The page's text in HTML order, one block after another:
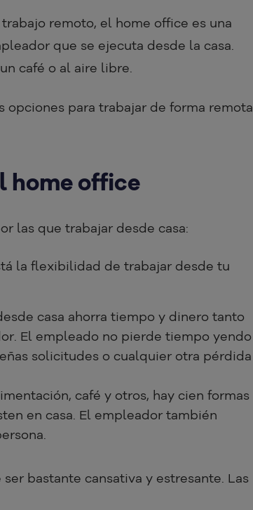
remoto, el home office es una
que se ejecuta desde la casa.
café o al aire libre.
opciones para trabajar de forma remota
home office
las que trabajar desde casa:
la flexibilidad de trabajar desde tu
casa ahorra tiempo y dinero tanto
El empleado no pierde tiempo yendo
solicitudes o cualquier otra pérdida
café y otros, hay cien formas
en casa. El empleador también
bastante cansativa y estresante. Las